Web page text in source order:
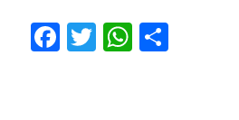
Facebook
Twitter